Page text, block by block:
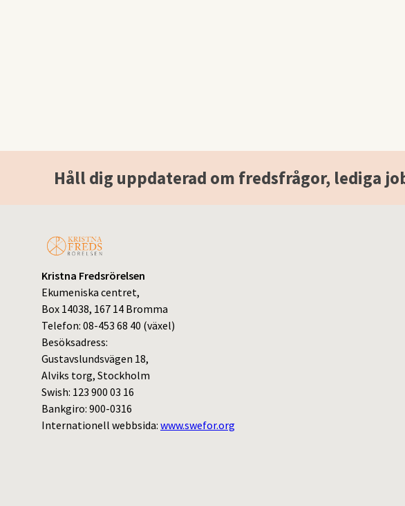
Håll dig uppdaterad om fredsfrågor, lediga
Kristna Fredsrörelsen
Ekumeniska centret,
Box 14038, 167 14 Bromma
Telefon: 08-453 68 40 (växel)
Besöksadress:
Gustavslundsvägen 18,
Alviks torg, Stockholm
Swish: 123 900 03 16
Bankgiro: 900-0316
Internationell webbsida: www.swefor.org